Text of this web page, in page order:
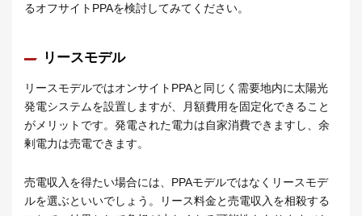
るオフサイトPPAを検討してみてください。
リースモデル
リースモデルではオンサイトPPAと同じく需要地内に太陽光
発電システムを設置しますが、月額費用を固定化できること
がメリットです。発電された電力は自家消費できますし、余
剰電力は売電できます。
売電収入を得たい場合には、PPAモデルではなくリースモデ
ルを選ぶといいでしょう。リース料金と売電収入を相殺する